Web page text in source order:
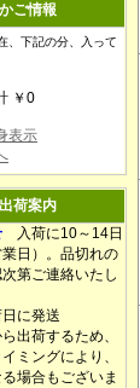
かご情報
、下記の分、入って
￥0
表示
出荷案内
入荷に10～14日
業日）。品切れの
第ご連絡いたし
に発送
出荷するため、
ミングにより、
場合もございま